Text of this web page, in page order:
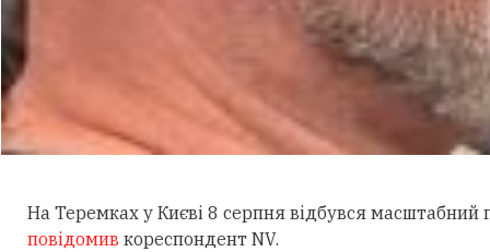
На Теремках у Києві 8 серпня відбувся масштабний
повідомив кореспондент NV.